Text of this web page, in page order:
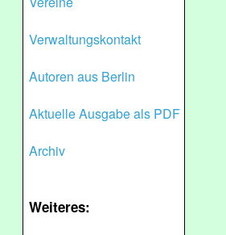
Verwaltungskontakt
Autoren aus Berlin
Aktuelle Ausgabe als PDF
Archiv
Weiteres: